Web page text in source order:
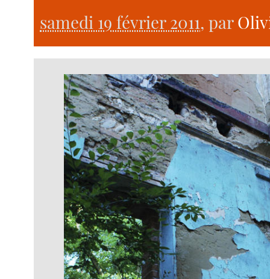
samedi 19 février 2011, par